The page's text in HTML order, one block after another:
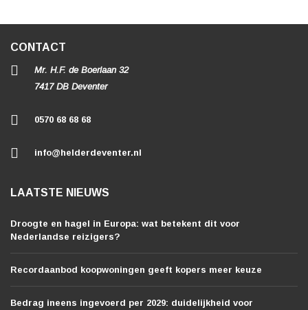
CONTACT
Mr. H.F. de Boerlaan 32
7417 DB Deventer
0570 68 68 68
info@helderdeventer.nl
LAATSTE NIEUWS
Droogte en hagel in Europa: wat betekent dit voor
Nederlandse reizigers?
Recordaanbod koopwoningen geeft kopers meer keuze
Bedrag ineens ingevoerd per 2029: duidelijkheid voor